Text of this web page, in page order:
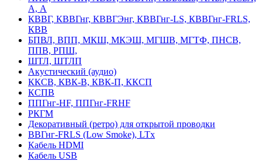
А, А
КВВГ, КВВГнг, КВВГЭнг, КВВГнг-LS, КВВГнг-FRLS,
КВВ
БПВЛ, ВПП, МКШ, МКЭШ, МГШВ, МГТФ, ПНСВ,
ППВ, РПШ,
ШТЛ, ШТЛП
Акустический (аудио)
ККСВ, КВК-В, КВК-П, ККСП
КСПВ
ППГнг-HF, ППГнг-FRHF
РКГМ
Декоративный (ретро) для открытой проводки
ВВГнг-FRLS (Low Smoke), LTx
Кабель HDMI
Кабель USB